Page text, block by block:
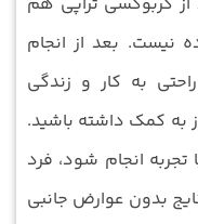
نیست. بعد از انجام
به کار و زندگی
به کمک داشته باشید.
انجام شود، فرد
بدون عوارض جانبی